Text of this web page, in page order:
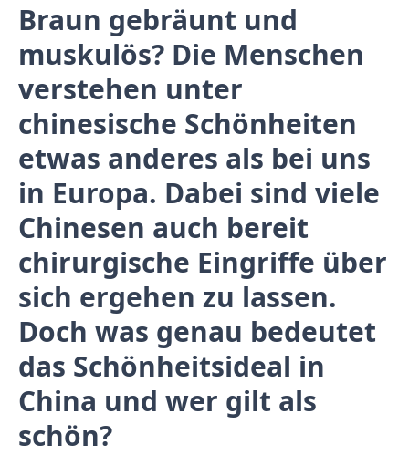
Braun gebräunt und
muskulös? Die Menschen
verstehen unter
chinesische Schönheiten
etwas anderes als bei uns
in Europa. Dabei sind viele
Chinesen auch bereit
chirurgische Eingriffe über
sich ergehen zu lassen.
Doch was genau bedeutet
das Schönheitsideal in
China und wer gilt als
schön?